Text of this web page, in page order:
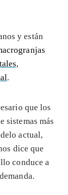
y están
.
que los
sistemas más
actual,
dice que
conduce a